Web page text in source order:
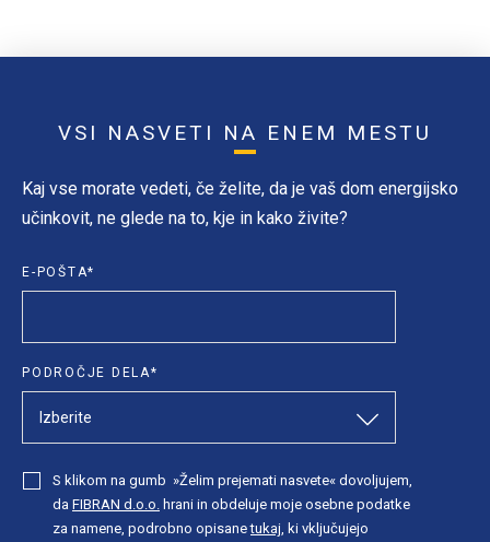
VSI NASVETI NA ENEM MESTU
Kaj vse morate vedeti, če želite, da je vaš dom energijsko
učinkovit, ne glede na to, kje in kako živite?
E-POŠTA*
PODROČJE DELA*
S klikom na gumb »Želim prejemati nasvete« dovoljujem,
da FIBRAN d.o.o. hrani in obdeluje moje osebne podatke
za namene, podrobno opisanetukaj , ki vključujejo